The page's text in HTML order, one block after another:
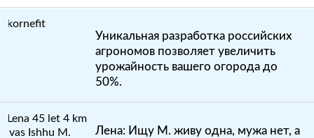
Уникальная разработка российских
агрономов позволяет увеличить
урожайность вашего огорода до
50%.
Лена: Ищу М. живу одна, мужа нет, а